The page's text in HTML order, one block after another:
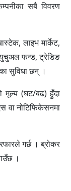
सबै विवरण
लाइभ मार्केट,
फन्ड, ट्रेडिङ
सुविधा छन् ।
मूल्य (घट/बढ) हुँदा
वा नोटिफिकेसनमा
गर्छ । ब्रोकर
।